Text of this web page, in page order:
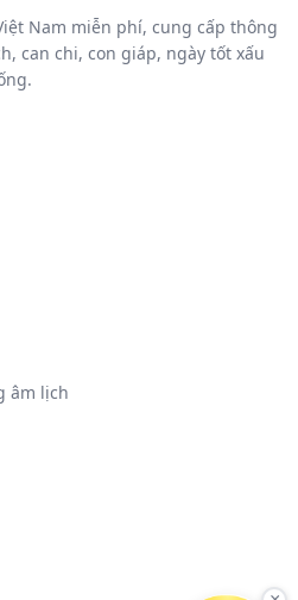
Nam miễn phí, cung cấp thông
can chi, con giáp, ngày tốt xấu
âm lịch